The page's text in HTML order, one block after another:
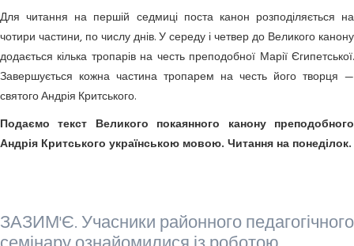
Для читання на першій седмиці поста канон розподіляється на
чотири частини, по числу днів. У середу і четвер до Великого канону
додається кілька тропарів на честь преподобної Марії Єгипетської.
Завершується кожна частина тропарем на честь його творця —
святого Андрія Критського.
Подаємо текст Великого покаянного канону преподобного
Андрія Критського українською мовою. Читання на понеділок.
ЗАЗИМ'Є. Учасники районного педагогічного